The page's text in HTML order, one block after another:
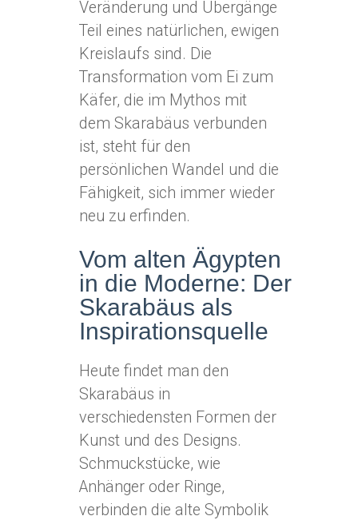
Veränderung und Übergänge
Teil eines natürlichen, ewigen
Kreislaufs sind. Die
Transformation vom Ei zum
Käfer, die im Mythos mit
dem Skarabäus verbunden
ist, steht für den
persönlichen Wandel und die
Fähigkeit, sich immer wieder
neu zu erfinden.
Vom alten Ägypten
in die Moderne: Der
Skarabäus als
Inspirationsquelle
Heute findet man den
Skarabäus in
verschiedensten Formen der
Kunst und des Designs.
Schmuckstücke, wie
Anhänger oder Ringe,
verbinden die alte Symbolik